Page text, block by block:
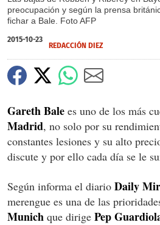
preocupación y según la prensa
fichar a Bale. Foto AFP
2015-10-23
REDACCIÓN DIEZ
Gareth Bale es uno de los más
Madrid, no solo por su
constantes lesiones y su alto
discute y por ello cada día se le
Según informa el diario Daily
merengue es una de las
Munich que dirige Pep